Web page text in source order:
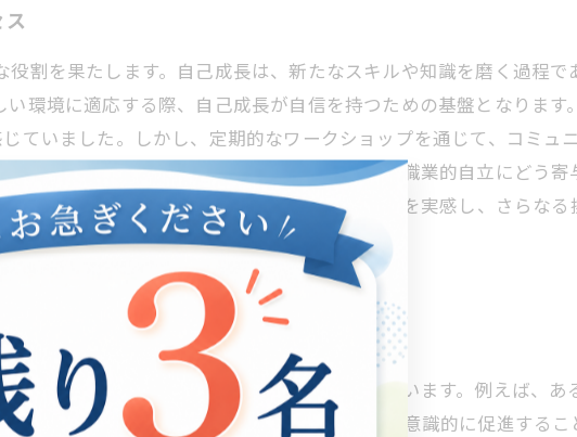
割を果たします。自己成長は、新たなスキルや知識を磨く過程で
環境に適応する際、自己成長が自信を持つための基盤となります
ていました。しかし、定期的なワークショップを通じて、コミュ
ました。このような成功事例は、自己成長が職業的自立にどう寄
重要です。これにより、利用者は自分の成長を実感し、さらなる
鍵となるのです。
として、多くの成功事例に基づいて語られています。例えば、あ
な目標を設定しました。こうして自己成長を意識的に促進する